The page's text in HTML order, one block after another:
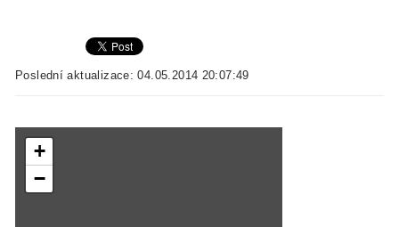
Poslední aktualizace: 04.05.2014 20:07:49
+
−